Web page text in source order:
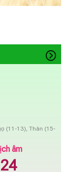
(11-13), Thân (15-
âm
24